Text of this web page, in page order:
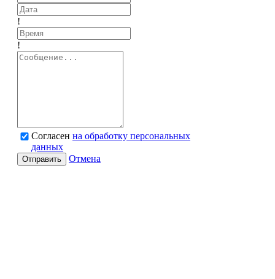
!
!
Согласен на обработку персональных
данных
Отправить Отмена